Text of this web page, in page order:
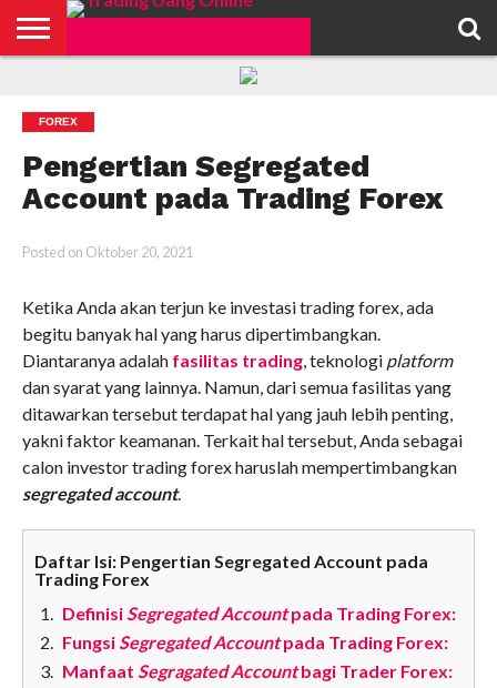
FOREX
Pengertian Segregated
Account pada Trading Forex
Posted on Oktober 20, 2021
Ketika Anda akan terjun ke investasi trading forex, ada
begitu banyak hal yang harus dipertimbangkan.
Diantaranya adalah fasilitas trading, teknologi platform
dan syarat yang lainnya. Namun, dari semua fasilitas yang
ditawarkan tersebut terdapat hal yang jauh lebih penting,
yakni faktor keamanan. Terkait hal tersebut, Anda sebagai
calon investor trading forex haruslah mempertimbangkan
segregated account.
Daftar Isi: Pengertian Segregated Account pada
Trading Forex
DefinisiSegregated Accountpada Trading Forex:
FungsiSegregated Accountpada Trading Forex:
Manfaat Segragated Accountbagi Trader Forex: